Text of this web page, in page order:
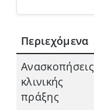
Περιεχόμενα
Aνασκοπήσεις
κλινικής
πράξης